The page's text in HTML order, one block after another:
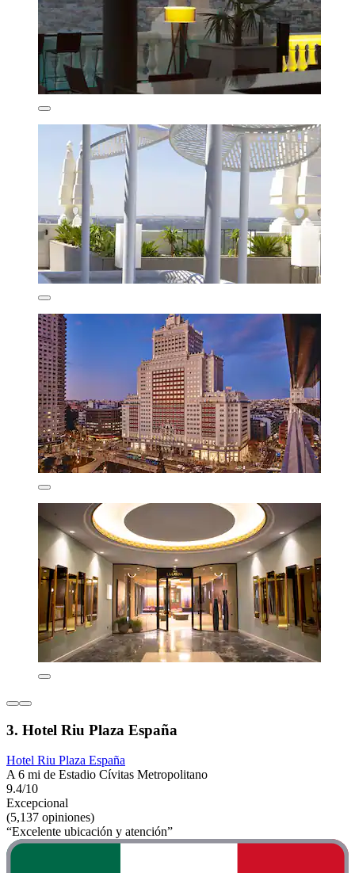
3. Hotel Riu Plaza España
Hotel Riu Plaza España
A 6 mi de Estadio Cívitas Metropolitano
9.4/10
Excepcional
(5,137 opiniones)
“Excelente ubicación y atención”